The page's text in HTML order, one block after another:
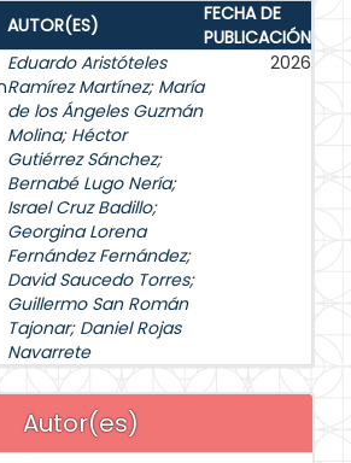
AUTOR(ES)
FECHA DE
PUBLICACIÓN
Eduardo Aristóteles
Ramírez Martínez; María
de los Ángeles Guzmán
Molina; Héctor
Gutiérrez Sánchez;
Bernabé Lugo Nería;
Israel Cruz Badillo;
Georgina Lorena
Fernández Fernández;
David Saucedo Torres;
Guillermo San Román
Tajonar; Daniel Rojas
Navarrete
2026
Autor(es)